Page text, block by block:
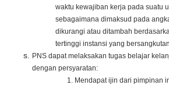
waktu kewajiban kerja pada suatu
sebagaimana dimaksud pada
dikurangi atau ditambah
tertinggi instansi yang
PNS dapat melaksakan tugas belajar
dengan persyaratan:
1. Mendapat ijin dari pimpinan